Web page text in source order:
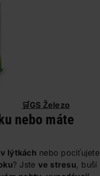
🛒GS Železo
nebo máte
lýtkách nebo pociťujete
? Jste ve stresu, buší